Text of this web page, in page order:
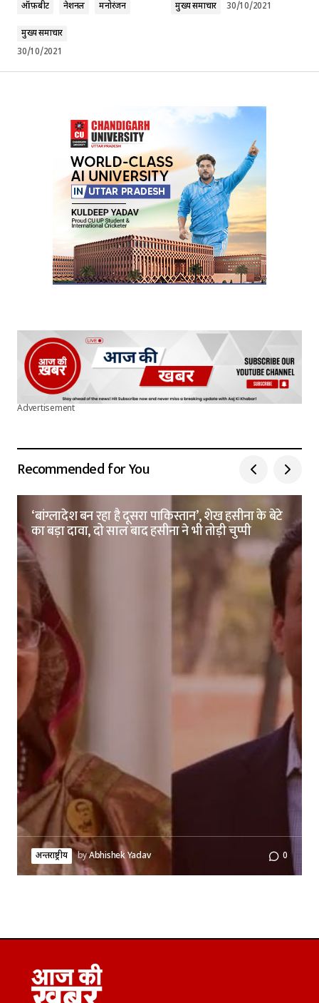
ऑफ़बीट नेशनल मनोरंजन
मुख्य समाचार
30/10/2021
मुख्य समाचार 30/10/2021
Advertisement
Recommended for You
‘बांग्लादेश बन रहा है दूसरा पाकिस्तान’, शेख हसीना के बेटे
का बड़ा दावा, दो साल बाद हसीना ने भी तोड़ी चुप्पी
अन्तर्राष्ट्रीय byAbhishek Yadav 0